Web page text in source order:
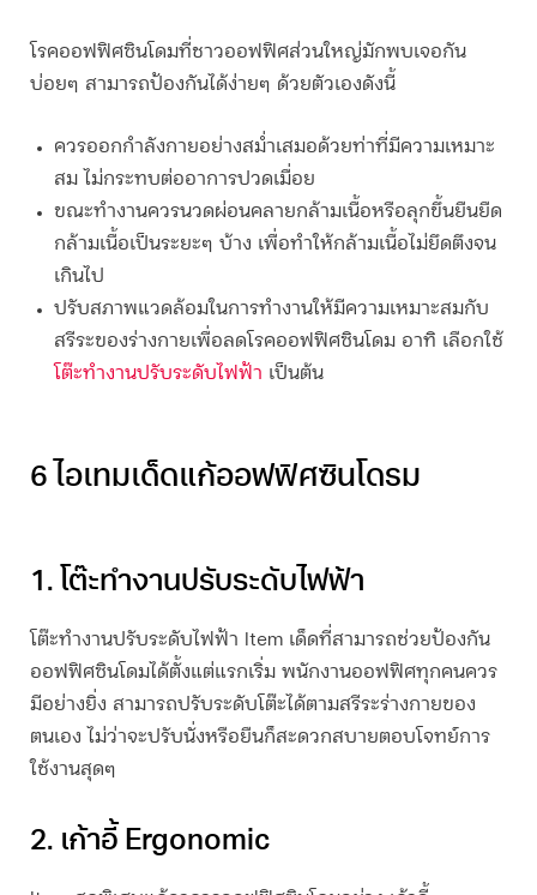
โรคออฟฟิศซินโดมที่ชาวออฟฟิศส่วนใหญ่มักพบเจอกัน
บ่อยๆ สามารถป้องกันได้ง่ายๆ ด้วยตัวเองดังนี้
ควรออกกำลังกายอย่างสม่ำเสมอด้วยท่าที่มีความเหมาะ
สม ไม่กระทบต่ออาการปวดเมื่อย
ขณะทำงานควรนวดผ่อนคลายกล้ามเนื้อหรือลุกขึ้นยืนยืด
กล้ามเนื้อเป็นระยะๆ บ้าง เพื่อทำให้กล้ามเนื้อไม่ยึดตึงจน
เกินไป
ปรับสภาพแวดล้อมในการทำงานให้มีความเหมาะสมกับ
สรีระของร่างกายเพื่อลดโรคออฟฟิศซินโดม อาทิ เลือกใช้
โต๊ะทำงานปรับระดับไฟฟ้า เป็นต้น
6 ไอเทมเด็ดแก้ออฟฟิศซินโดรม
1. โต๊ะทำงานปรับระดับไฟฟ้า
โต๊ะทำงานปรับระดับไฟฟ้า Item เด็ดที่สามารถช่วยป้องกัน
ออฟฟิศซินโดม ได้ตั้งแต่แรกเริ่ม พนักงานออฟฟิศทุกคนควร
มีอย่างยิ่ง สามารถปรับระดับโต๊ะได้ตามสรีระร่างกายของ
ตนเอง ไม่ว่าจะปรับนั่งหรือยืนก็สะดวกสบายตอบโจทย์การ
ใช้งานสุดๆ
2. เก้าอี้ Ergonomic